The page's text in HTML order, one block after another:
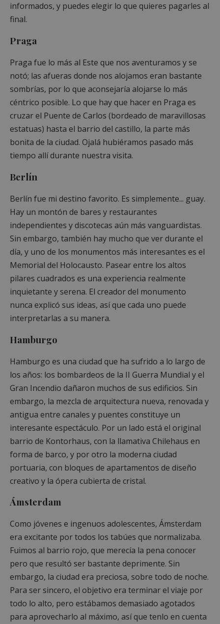
informados, y puedes elegir lo que quieres pagarles al
final.
Praga
Praga fue lo más al Este que nos aventuramos y se
notó; las afueras donde nos alojamos eran bastante
sombrías, por lo que aconsejaría alojarse lo más
céntrico posible. Lo que hay que hacer en Praga es
cruzar el Puente de Carlos (bordeado de maravillosas
estatuas) hasta el barrio del castillo, la parte más
bonita de la ciudad. Ojalá hubiéramos pasado más
tiempo allí durante nuestra visita.
Berlín
Berlín fue mi destino favorito. Es simplemente... guay.
Hay un montón de bares y restaurantes
independientes y discotecas aún más vanguardistas.
Sin embargo, también hay mucho que ver durante el
día, y uno de los monumentos más interesantes es el
Memorial del Holocausto. Pasear entre los altos
pilares cuadrados es una experiencia realmente
inquietante y serena. El creador del monumento
nunca explicó sus ideas, así que cada uno puede
interpretarlas a su manera.
Hamburgo
Hamburgo es una ciudad que ha sufrido a lo largo de
los años: los bombardeos de la II Guerra Mundial y el
Gran Incendio dañaron muchos de sus edificios. Sin
embargo, la mezcla de arquitectura nueva, renovada y
antigua entre canales y puentes constituye un
interesante espectáculo. Por un lado está el original
barrio de Kontorhaus, con la llamativa Chilehaus en
forma de barco, y por otro la moderna ciudad
portuaria, con bloques de apartamentos de diseño
creativo y la ópera cubierta de cristal.
Ámsterdam
Como jóvenes e ingenuos adolescentes, Ámsterdam
era excitante por todos los tabúes que normalizaba.
Fuimos al barrio rojo, que merecía la pena conocer
pero que resultó ser bastante deprimente. Sin
embargo, la ciudad era preciosa, sobre todo de noche.
Para ser sincero, el objetivo era terminar el viaje por
todo lo alto, pero estábamos demasiado agotados
para aprovecharlo al máximo, así que tenlo en cuenta